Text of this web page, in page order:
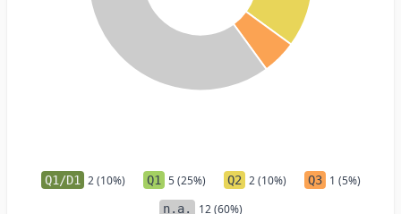
Q1/D1 2 (10%) Q1 5 (25%) Q2 2 (10%) Q3 1 (5%)
n.a. 12 (60%)